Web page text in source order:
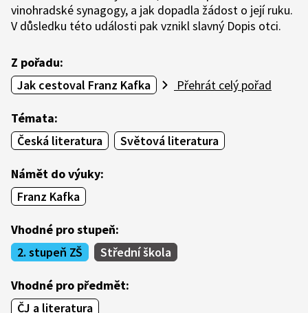
vinohradské synagogy, a jak dopadla žádost o její ruku.
V důsledku této události pak vznikl slavný Dopis otci.
Z pořadu:
Jak cestoval Franz Kafka
Přehrát celý pořad
Témata:
Česká literatura
Světová literatura
Námět do výuky:
Franz Kafka
Vhodné pro stupeň:
2. stupeň ZŠ
Střední škola
Vhodné pro předmět:
ČJ a literatura